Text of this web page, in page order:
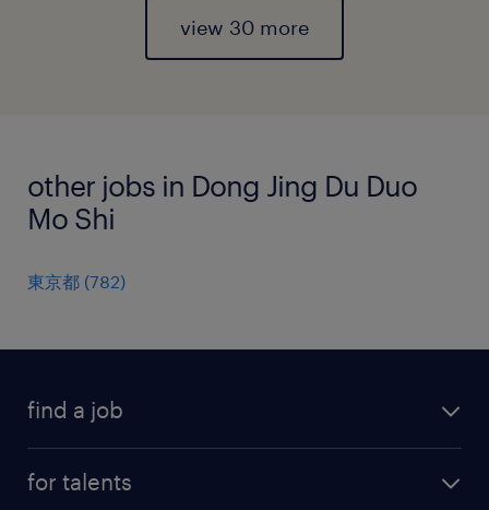
view 30 more
other jobs in Dong Jing Du Duo
Mo Shi
東京都 (782)
find a job
for talents